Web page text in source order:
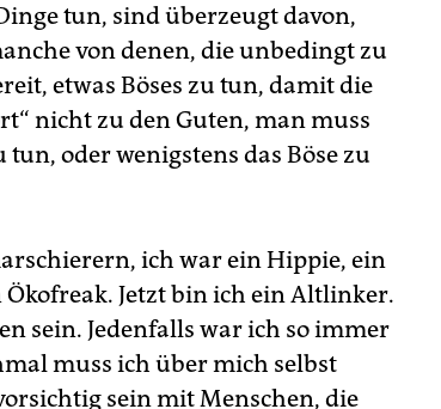
tun, sind überzeugt davon,
von denen, die unbedingt zu
etwas Böses zu tun, damit die
nicht zu den Guten, man muss
oder wenigstens das Böse zu
ich war ein Hippie, ein
Jetzt bin ich ein Altlinker.
sein. Jedenfalls war ich so immer
muss ich über mich selbst
sein mit Menschen, die